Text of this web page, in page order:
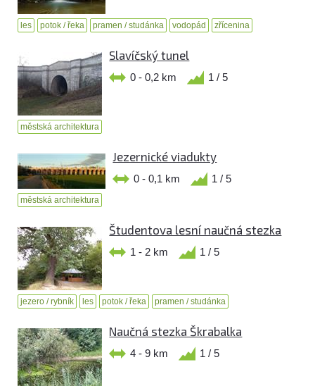
les potok / řeka pramen / studánka vodopád zřícenina
Slavíčský tunel
0 - 0,2 km 1 / 5
městská architektura
Jezernické viadukty
0 - 0,1 km 1 / 5
městská architektura
Študentova lesní naučná stezka
1 - 2 km 1 / 5
jezero / rybník les potok / řeka pramen / studánka
Naučná stezka Škrabalka
4 - 9 km 1 / 5